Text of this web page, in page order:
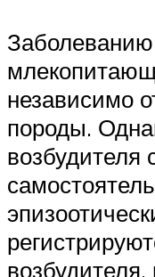
независимо
породы.
возбудителя